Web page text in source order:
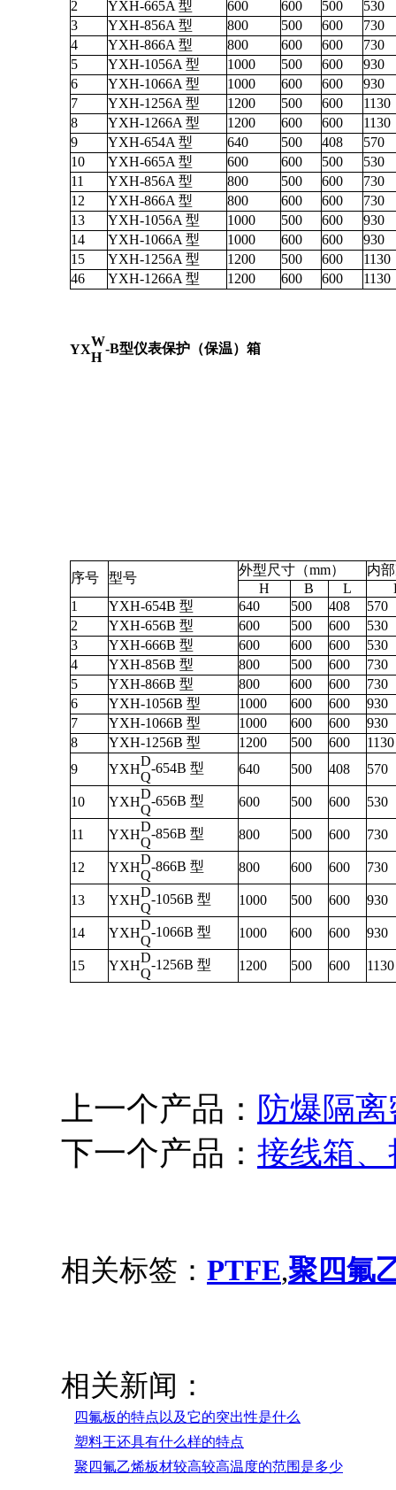
2 YXH-665A 型 600 600 500
530
3
YXH-856A 型 800 500 600
730
4
YXH-866A 型 800 600 600
730
5
YXH-1056A 型 1000 500 600
930
6
YXH-1066A 型 1000 600 600
930
7
YXH-1256A 型 1200 500 600
1130
8
YXH-1266A 型 1200 600 600
1130
9
YXH-654A 型 640 500 408
570
10
YXH-665A 型 600 600 500
530
11
YXH-856A 型 800 500 600
730
12
YXH-866A 型 800 600 600
730
13
YXH-1056A 型 1000 500 600
930
14
YXH-1066A 型 1000 600 600
930
15
YXH-1256A 型 1200 500 600
1130
46
YXH-1266A 型 1200 600 600 1130
YX
W-B型仪表保护（保温）箱
H
序号 型号
外型尺寸（mm）
内
H
B L
1
YXH-654B 型 640 500 408
570
2
YXH-656B 型 600 500 600
530
3
YXH-666B 型 600 600 600
530
4
YXH-856B 型 800 500 600
730
5
YXH-866B 型 800 600 600
730
6
YXH-1056B 型 1000 600 600
930
7
YXH-1066B 型 1000 600 600
930
8
YXH-1256B 型 1200 500 600
1130
9
YXH
D-654B 型
Q
640 500 408 570
10 YXH
D-656B 型
Q
600 500 600 530
11 YXH
D-856B 型
Q
800 500 600 730
12 YXH
D-866B 型
Q
800 600 600 730
13 YXH
D-1056B 型
Q
1000 500 600 930
14 YXH
D-1066B 型
Q
1000 600 600 930
15 YXH
D-1256B 型
Q
1200 500 600 1130
上一个产品： 防爆隔
下一个产品： 接线箱
相关标签： PTFE,聚四氟
相关新闻：
四氟板的特点以及它的突出性是什么
塑料王还具有什么样的特点
聚四氟乙烯板材较高较高温度的范围是多少